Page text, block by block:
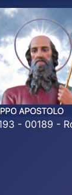
- 00189 -